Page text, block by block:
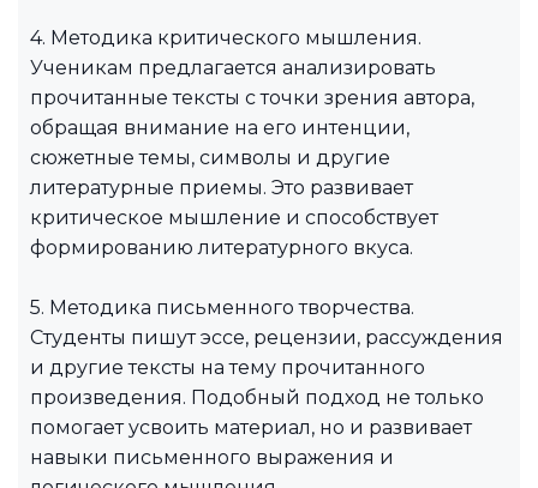
4. Методика критического мышления.
Ученикам предлагается анализировать
прочитанные тексты с точки зрения автора,
обращая внимание на его интенции,
сюжетные темы, символы и другие
литературные приемы. Это развивает
критическое мышление и способствует
формированию литературного вкуса.
5. Методика письменного творчества.
Студенты пишут эссе, рецензии, рассуждения
и другие тексты на тему прочитанного
произведения. Подобный подход не только
помогает усвоить материал, но и развивает
навыки письменного выражения и